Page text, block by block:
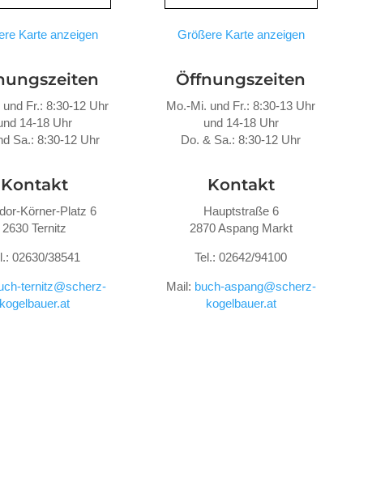
Karte anzeigen
Fr.: 8:30-12 Uhr
14-18 Uhr
Sa.: 8:30-12 Uhr
Kontakt
Körner-Platz 6
2630 Ternitz
02630/38541
ternitz@scherz-
kogelbauer.at
Größere Karte anzeigen
Öffnungszeiten
Mo.-Mi. und Fr.: 8:30-13 Uhr
und 14-18 Uhr
Do. & Sa.: 8:30-12 Uhr
Kontakt
Hauptstraße 6
2870 Aspang Markt
Tel.: 02642/94100
Mail: buch-aspang@scherz-
kogelbauer.at